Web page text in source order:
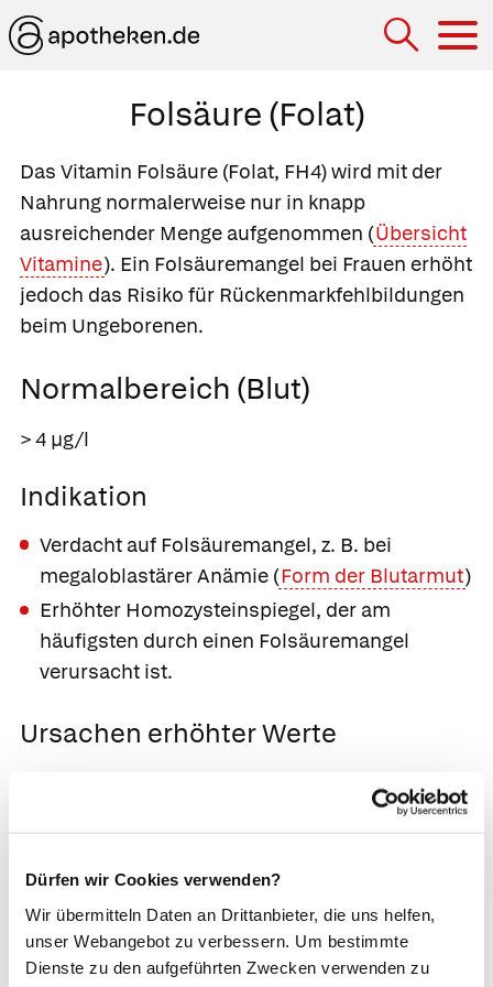
Dürfen wir Cookies verwenden?
Wir übermitteln Daten an Drittanbieter, die uns helfen,
unser Webangebot zu verbessern. Um bestimmte
Dienste zu den aufgeführten Zwecken verwenden zu
Folsäure (Folat)
Das Vitamin Folsäure (Folat, FH4) wird mit der
Nahrung normalerweise nur in knapp
ausreichender Menge aufgenommen (Übersicht
Vitamine). Ein Folsäuremangel bei Frauen erhöht
jedoch das Risiko für Rückenmarkfehlbildungen
beim Ungeborenen.
Normalbereich (Blut)
> 4 µg/l
Indikation
Verdacht auf Folsäuremangel, z. B. bei
megaloblastärer Anämie (Form der Blutarmut)
Erhöhter Homozysteinspiegel, der am
häufigsten durch einen Folsäuremangel
verursacht ist.
Ursachen erhöhter Werte
Ursachen erniedrigter Werte
Unausgewogene Ernährung
Schwangerschaft, Stillperiode